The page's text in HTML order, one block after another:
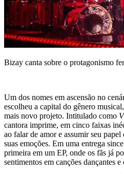
Bizay canta sobre o protagonismo
Um dos nomes em ascensão no
escolheu a capital do gênero
mais novo projeto. Intitulado como
cantora imprime, em cinco faixas
ao falar de amor e assumir seu
suas emoções. Em uma entrega
primeira em um EP, onde os fãs já
sentimentos em canções dançantes